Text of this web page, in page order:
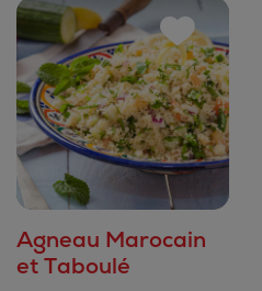
Agneau Marocain
et Taboulé